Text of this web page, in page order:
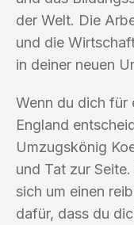
der Welt. Die
und die
in deiner neuen
Wenn du dich für
England
Umzugskönig
und Tat zur
sich um einen
dafür, dass du